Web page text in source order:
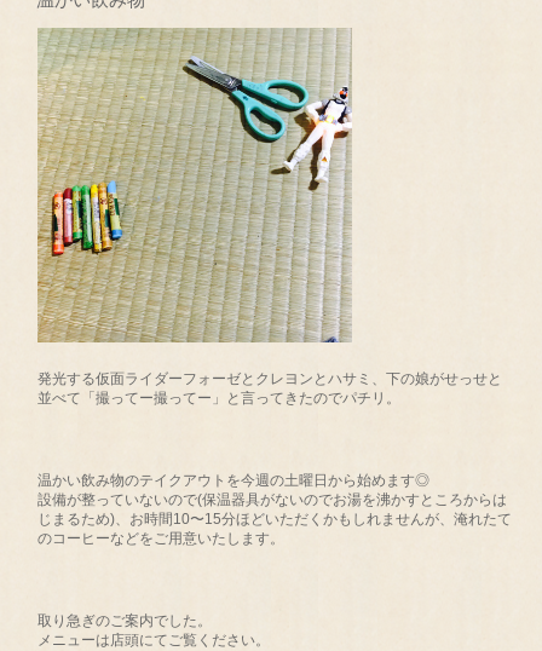
発光する仮面ライダーフォーゼとクレヨンとハサミ、下の娘がせっせと
並べて「撮ってー撮ってー」と言ってきたのでパチリ。
温かい飲み物のテイクアウトを今週の土曜日から始めます◎
設備が整っていないので(保温器具がないのでお湯を沸かすところからは
じまるため)、お時間10〜15分ほどいただくかもしれませんが、淹れたて
のコーヒーなどをご用意いたします。
取り急ぎのご案内でした。
メニューは店頭にてご覧ください。